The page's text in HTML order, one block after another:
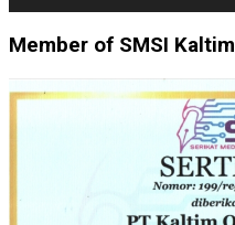
Member of SMSI Kaltim